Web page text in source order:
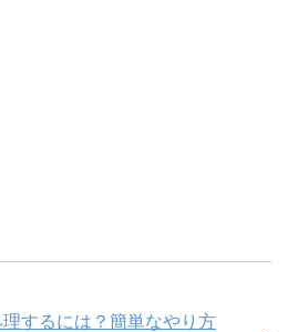
するには？簡単なやり方